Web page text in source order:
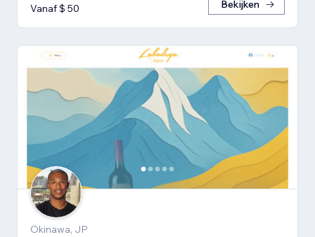
Vanaf $ 50
Bekijken
Okinawa, JP